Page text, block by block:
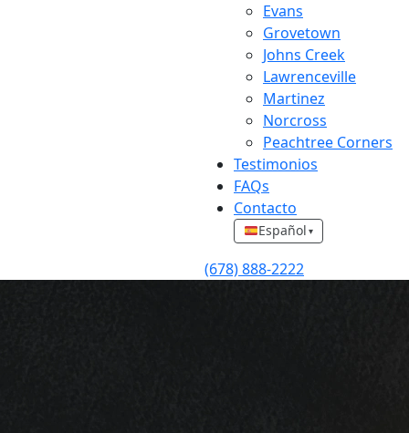
Evans
Grovetown
Johns Creek
Lawrenceville
Martinez
Norcross
Peachtree Corners
Testimonios
FAQs
Contacto
Español ▾
(678) 888-2222